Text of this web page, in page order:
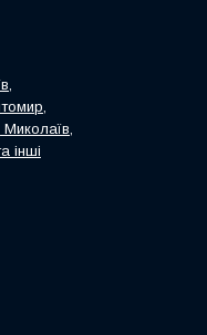
Миколаїв,
інші